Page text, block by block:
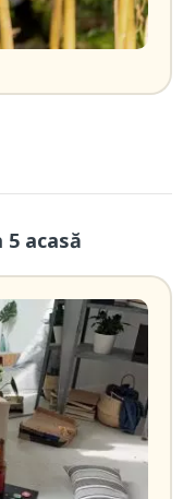
acasă